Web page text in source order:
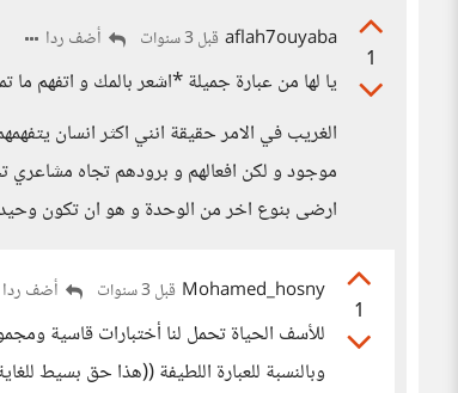
1
aflah7ouyaba قبل 3 سنوات أضف ردا
يا لها من عبارة جميلة *اشعر بالمك و اتفهم
الغريب في الامر حقيقة انني اكثر انسان
موجود و لكن افعالهم و برودهم تجاه مشاعري
ارضى بنوع اخر من الوحدة و هو ان تكون
1
Mohamed_hosny قبل 3 سنوات أضف ردا
للأسف الحياة تحمل لنا أختبارات قاسية
وبالنسبة للعبارة اللطيفة ((هذا حق بسيط